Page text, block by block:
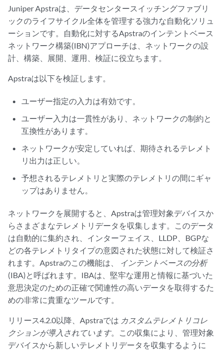
Juniper Apstraは、データセンタースイッチングファブリ
ックのライフサイクル全体を管理する強力な自動化ソリュ
ーションです。自動化に対するApstraのインテントベース
ネットワーク構築(IBN)アプローチは、ネットワークの設
計、構築、展開、運用、検証に役立ちます。
Apstraは以下を検証します。
ユーザー指定の入力は有効です。
ユーザー入力は一貫性があり、ネットワークの制約と
互換性があります。
ネットワークが安定していれば、期待されるテレメト
リ出力は正しい。
予想されるテレメトリと実際のテレメトリの間にギャ
ップはありません。
ネットワークを展開すると、Apstraは管理対象デバイスか
らさまざまなテレメトリデータを収集します。このデータ
は自動的に集約され、インターフェイス、LLDP、BGPな
どの各テレメトリタイプの意図された状態に対して検証さ
れます。Apstraのこの機能は、
インテントベースの分析
(IBA)と呼ばれます。IBAは、堅牢な運用と情報に基づいた
意思決定のための正確で関連性の高いデータを取得するた
めの非常に貴重なツールです。
リリース4.2.0以降、Apstraでは カスタムテレメトリコレ
クションが導入されています。この収集により、管理対象
デバイスから新しいテレメトリデータを収集するように